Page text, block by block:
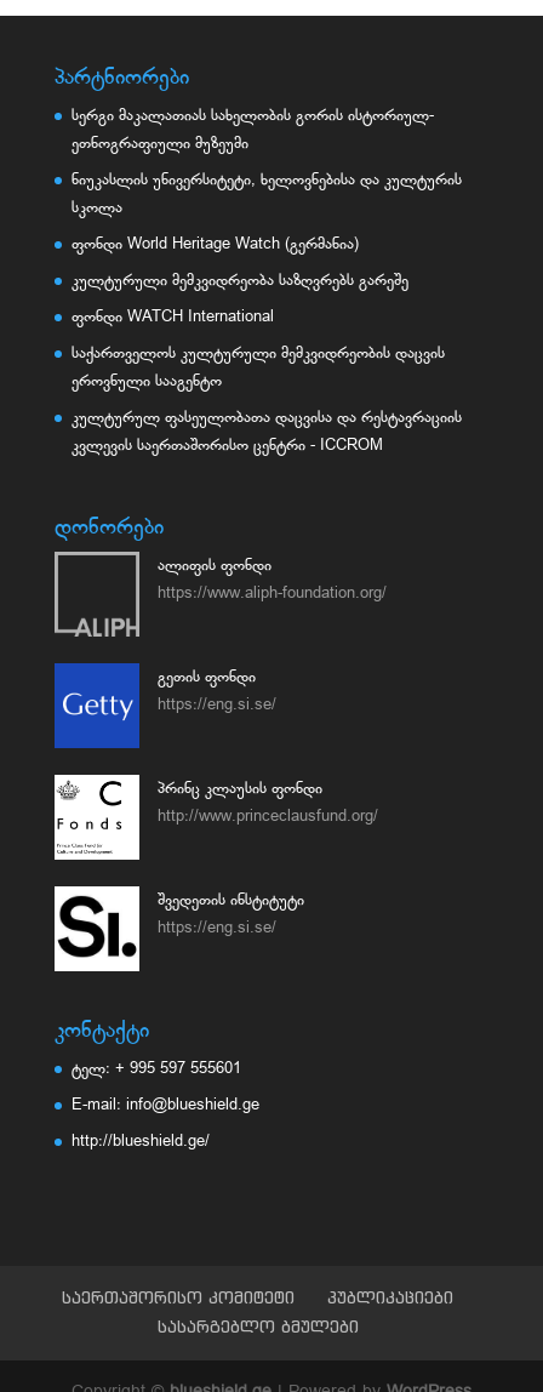
პარტნიორები
სერგი მაკალათიას სახელობის გორის ისტორიულ-
ეთნოგრაფიული მუზეუმი
ნიუკასლის უნივერსიტეტი, ხელოვნებისა და კულტურის
სკოლა
ფონდი World Heritage Watch (გერმანია)
კულტურული მემკვიდრეობა საზღვრებს გარეშე
ფონდი WATCH International
საქართველოს კულტურული მემკვიდრეობის დაცვის
ეროვნული სააგენტო
კულტურულ ფასეულობათა დაცვისა და რესტავრაციის
კვლევის საერთაშორისო ცენტრი - ICCROM
დონორები
ალიფის ფონდი
https://www.aliph-foundation.org/
გეთის ფონდი
https://eng.si.se/
პრინც კლაუსის ფონდი
http://www.princeclausfund.org/
შვედეთის ინსტიტუტი
https://eng.si.se/
კონტაქტი
ტელ: + 995 597 555601
E-mail: info@blueshield.ge
http://blueshield.ge/
საერთაშორისო კომიტეტი
პუბლიკაციები
სასარგებლო ბმულები